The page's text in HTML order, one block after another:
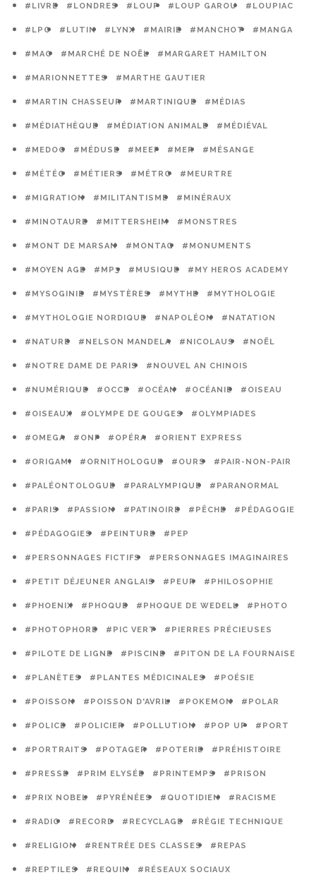
#LIVRE #LONDRES #LOUP #LOUP GAROU #LOUPIAC
#LPO #LUTIN #LYNX #MAIRIE #MANCHOT #MANGA
#MAO #MARCHÉ DE NOËL #MARGARET HAMILTON
#MARIONNETTES #MARTHE GAUTIER
#MARTIN CHASSEUR #MARTINIQUE #MÉDIAS
#MÉDIATHÈQUE #MÉDIATION ANIMALE #MÉDIÉVAL
#MEDOC #MÉDUSE #MEEF #MER #MÉSANGE
#MÉTÉO #MÉTIERS #MÉTRO #MEURTRE
#MIGRATION #MILITANTISME #MINÉRAUX
#MINOTAURE #MITTERSHEIM #MONSTRES
#MONT DE MARSAN #MONTAG #MONUMENTS
#MOYEN AGE #MP3 #MUSIQUE #MY HEROS ACADEMY
#MYSOGINIE #MYSTÈRES #MYTHE #MYTHOLOGIE
#MYTHOLOGIE NORDIQUE #NAPOLÉON #NATATION
#NATURE #NELSON MANDELA #NICOLAUS #NOËL
#NOTRE DAME DE PARIS #NOUVEL AN CHINOIS
#NUMÉRIQUE #OCCE #OCÉAN #OCÉANIE #OISEAU
#OISEAUX #OLYMPE DE GOUGES #OLYMPIADES
#OMEGA #ONF #OPÉRA #ORIENT EXPRESS
#ORIGAMI #ORNITHOLOGUE #OURS #PAIR-NON-PAIR
#PALÉONTOLOGUE #PARALYMPIQUE #PARANORMAL
#PARIS #PASSION #PATINOIRE #PÊCHE #PÉDAGOGIE
#PÉDAGOGIES #PEINTURE #PEP
#PERSONNAGES FICTIFS #PERSONNAGES IMAGINAIRES
#PETIT DÉJEUNER ANGLAIS #PEUR #PHILOSOPHIE
#PHOENIX #PHOQUE #PHOQUE DE WEDELL #PHOTO
#PHOTOPHORE #PIC VERT #PIERRES PRÉCIEUSES
#PILOTE DE LIGNE #PISCINE #PITON DE LA FOURNAISE
#PLANÈTES #PLANTES MÉDICINALES #POÉSIE
#POISSON #POISSON D'AVRIL #POKEMON #POLAR
#POLICE #POLICIER #POLLUTION #POP UP #PORT
#PORTRAITS #POTAGER #POTERIE #PRÉHISTOIRE
#PRESSE #PRIM ELYSÉE #PRINTEMPS #PRISON
#PRIX NOBEL #PYRÉNÉES #QUOTIDIEN #RACISME
#RADIO #RECORD #RECYCLAGE #RÉGIE TECHNIQUE
#RELIGION #RENTRÉE DES CLASSES #REPAS
#REPTILES #REQUIN #RÉSEAUX SOCIAUX